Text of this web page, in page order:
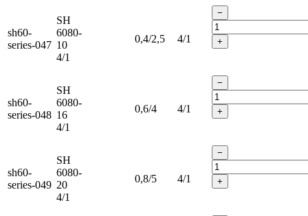
sh60-
series-047
SH
6080-
10
4/1
0,4/2,5 4/1
−
+
sh60-
series-048
SH
6080-
16
4/1
0,6/4 4/1
−
+
sh60-
series-049
SH
6080-
20
4/1
0,8/5 4/1
−
+